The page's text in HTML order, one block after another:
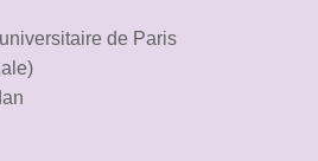
de Paris